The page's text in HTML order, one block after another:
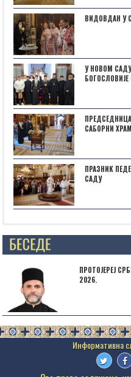
ВИДОВДАН У
У НОВОМ
САБОРНИ
ПРАЗНИК
САДУ
Posts not found
ПРОТОЈЕРЕЈ
2026.